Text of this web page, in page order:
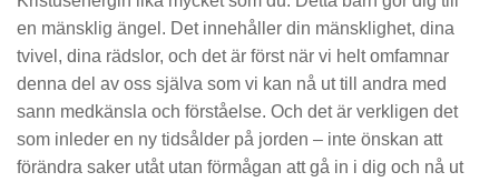
en mänsklig ängel. Det innehåller din mänsklighet, dina
tvivel, dina rädslor, och det är först när vi helt omfamnar
denna del av oss själva som vi kan nå ut till andra med
sann medkänsla och förståelse. Och det är verkligen det
som inleder en ny tidsålder på jorden – inte önskan att
förändra saker utåt utan förmågan att gå in i dig och nå ut